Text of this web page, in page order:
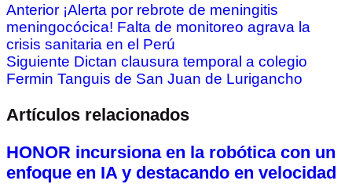
Anterior ¡Alerta por rebrote de meningitis
meningocócica! Falta de monitoreo agrava la
crisis sanitaria en el Perú
Siguiente Dictan clausura temporal a colegio
Fermin Tanguis de San Juan de Lurigancho
Artículos relacionados
HONOR incursiona en la robótica con un
enfoque en IA y destacando en velocidad